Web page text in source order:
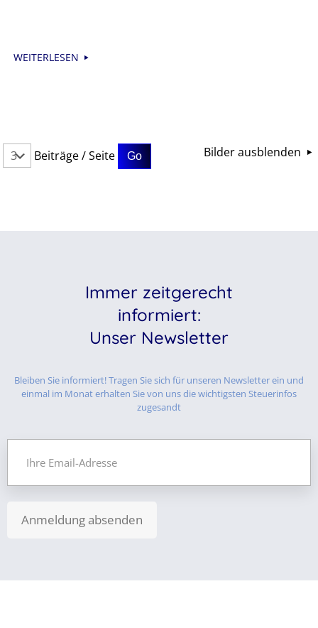
WEITERLESEN
Beiträge / Seite Bilder ausblenden
Immer zeitgerecht
informiert:
Unser Newsletter
Bleiben Sie informiert! Tragen Sie sich für unseren Newsletter ein und
einmal im Monat erhalten Sie von uns die wichtigsten Steuerinfos
zugesandt
Anmeldung absenden